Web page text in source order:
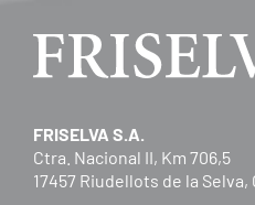
FRISELVA S.A.
Ctra. Nacional II, Km 706,5
17457 Riudellots de la